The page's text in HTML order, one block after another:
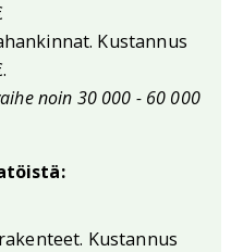
Kustannus
noin 30 000 - 60 000
Kustannus